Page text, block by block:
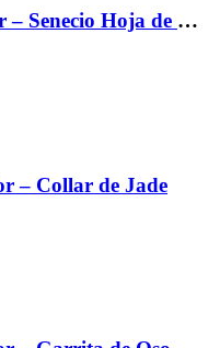
Suculenta – Planta de interior – Senecio Hoja de Dedo
– Collar de Jade